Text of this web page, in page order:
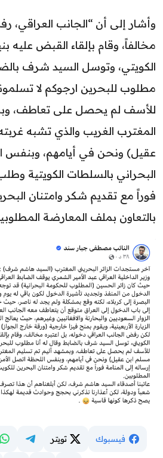
وأشار إلى أن “الجانب العراقي،
مخالفاً، وقام بإلقاء القبض عليه
الكويتي، وتوسل السيد شرف
مطلوب للبحرين ارجوكم لا
للأسف لم يحصل على تعاطف،
المغترب الغريب والذي تشبه
عقيل) ونحن في أيامهم، وبنفس
البحراني بالسلطات الكويتية
فوراً مع تقديم شكر وامتنان
بالتعاون بملف المعارضة
فيسبوك تويتر